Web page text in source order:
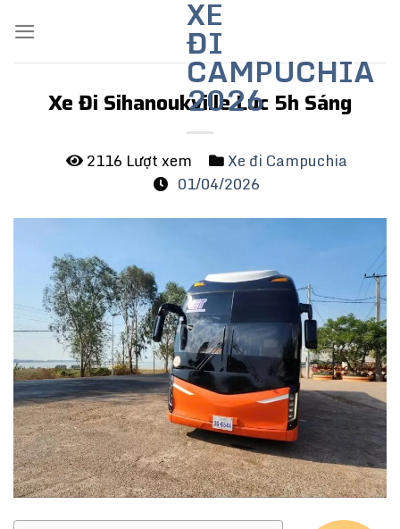
content
XE
ĐI
CAMPUCHIA
2026
Xe Đi Sihanoukville Lúc 5h Sáng
2116 Lượt xem
Xe đi Campuchia
01/04/2026